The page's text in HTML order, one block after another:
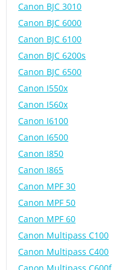
Canon BJC 3010
Canon BJC 6000
Canon BJC 6100
Canon BJC 6200s
Canon BJC 6500
Canon I550x
Canon I560x
Canon I6100
Canon I6500
Canon I850
Canon I865
Canon MPF 30
Canon MPF 50
Canon MPF 60
Canon Multipass C100
Canon Multipass C400